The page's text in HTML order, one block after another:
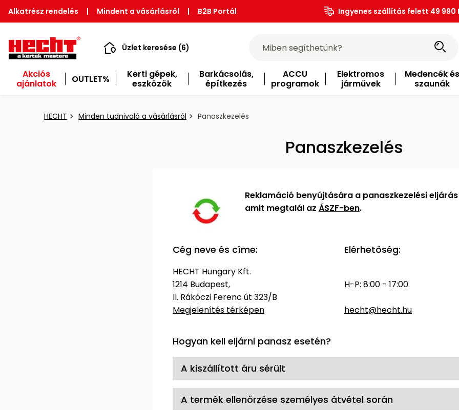
Alkatrész rendelés | Mindent a vásárlásról | B2B Portál Ingyenes szállítás felett 49 990
Üzlet keresése (6)
Akciós
ajánlatok
OUTLET%
Kerti gépek,
eszközök
Barkácsolás,
építkezés
ACCU
programok
Elektromos
járművek
Medencék
szaunák
HECHT Minden tudnivaló a vásárlásról Panaszkezelés
Panaszkezelés
Reklamáció benyújtására a panaszkezelési
amit megtalál az ÁSZF-ben.
Cég neve és címe:
HECHT Hungary Kft.
1214 Budapest,
II. Rákóczi Ferenc út 323/B
Megjelenítés térképen
Elérhetőség:
H-P: 8:00 - 17:00
hecht@hecht.hu
Hogyan kell eljárni panasz esetén?
A kiszállított áru sérült
A termék ellenőrzése személyes átvétel során